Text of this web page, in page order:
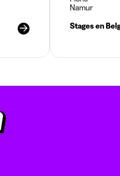
Namur
Stages en